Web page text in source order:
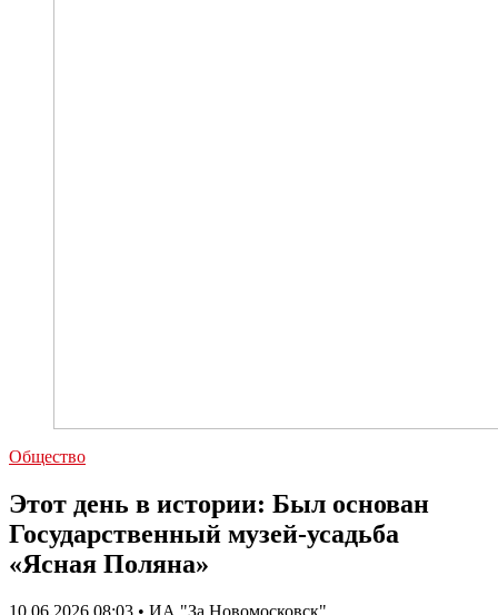
Общество
Этот день в истории: Был основан
Государственный музей-усадьба
«Ясная Поляна»
10.06.2026 08:03 • ИА "За Новомосковск"